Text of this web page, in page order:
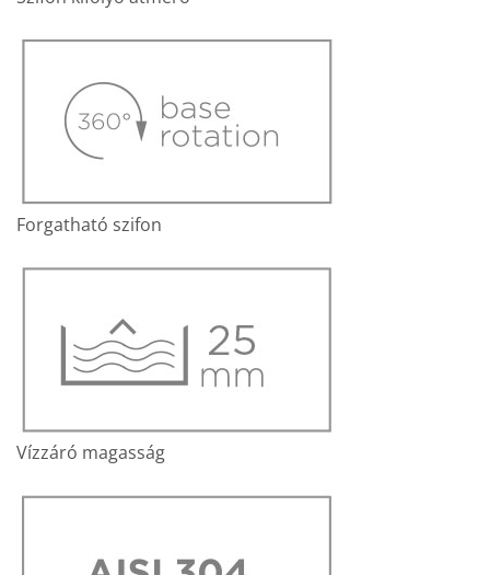
Forgatható szifon
Vízzáró magasság